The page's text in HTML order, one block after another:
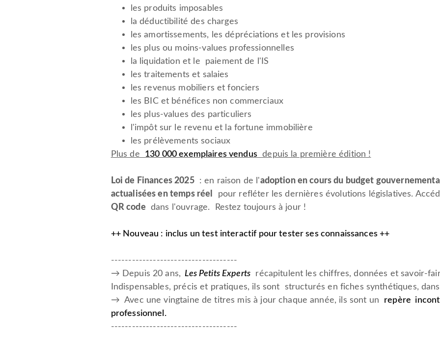
les produits imposables
la déductibilité des charges
les amortissements, les dépréciations et les provisions
les plus ou moins-values professionnelles
la liquidation et le paiement de l'IS
les traitements et salaies
les revenus mobiliers et fonciers
les BIC et bénéfices non commerciaux
les plus-values des particuliers
l'impôt sur le revenu et la fortune immobilière
les prélèvements sociaux
Plus de 130 000 exemplaires vendusdepuis la première édition !
Loi de Finances 2025: en raison de l'adoption en cours du budget gouvernemental
actualisées en temps réel
pour refléter les dernières évolutions législatives.
QR code dans l'ouvrage. Restez toujours à jour !
++ Nouveau : inclus un test interactif pour tester ses connaissances ++
------------------------------------
→ Depuis 20 ans, Les Petits Experts récapitulent les chiffres, données et savoir-
Indispensables, précis et pratiques, ils sont structurés en fiches synthétiques,
→ Avec une vingtaine de titres mis à jour chaque année, ils sont un repère
professionnel .
------------------------------------